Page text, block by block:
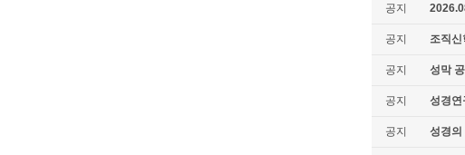
공지
공지 조직
공지 성막
공지 성경연
공지 성경의